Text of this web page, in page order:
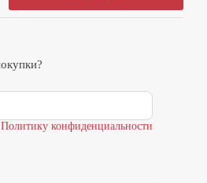
Политику конфиденциальности